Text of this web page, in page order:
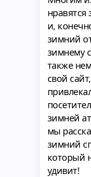
и,
зимний
зимнему
также
свой
зимней
мы
зимний
который
удивит!